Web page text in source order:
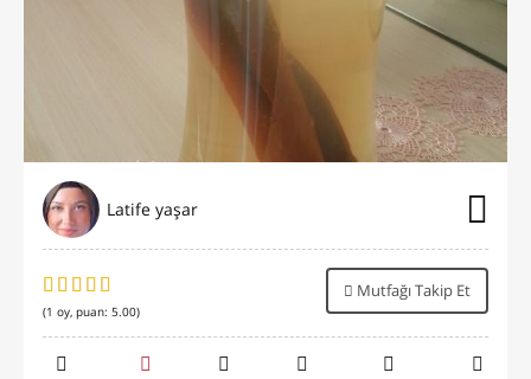
Latife yaşar
(1 oy, puan: 5.00)
Mutfağı Takip Et